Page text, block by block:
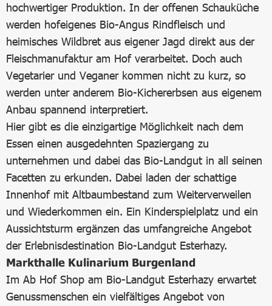
hochwertiger Produktion. In der offenen Schauküche
werden hofeigenes Bio-Angus Rindfleisch und
heimisches Wildbret aus eigener Jagd direkt aus der
Fleischmanufaktur am Hof verarbeitet. Doch auch
Vegetarier und Veganer kommen nicht zu kurz, so
werden unter anderem Bio-Kichererbsen aus eigenem
Anbau spannend interpretiert.
Hier gibt es die einzigartige Möglichkeit nach dem
Essen einen ausgedehnten Spaziergang zu
unternehmen und dabei das Bio-Landgut in all seinen
Facetten zu erkunden. Dabei laden der schattige
Innenhof mit Altbaumbestand zum Weiterverweilen
und Wiederkommen ein. Ein Kinderspielplatz und ein
Aussichtsturm ergänzen das umfangreiche Angebot
der Erlebnisdestination Bio-Landgut Esterhazy.
Markthalle Kulinarium Burgenland
Im Ab Hof Shop am Bio-Landgut Esterhazy erwartet
Genussmenschen ein vielfältiges Angebot von